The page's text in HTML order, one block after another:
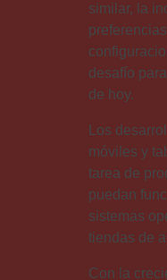
similar, la
desafío
de hoy.
Los
móviles y
tarea de
puedan
sistemas
tiendas de
Con la